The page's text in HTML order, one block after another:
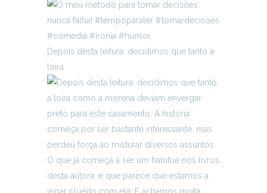
Depois desta leitura, decidimos que tanto a
loira